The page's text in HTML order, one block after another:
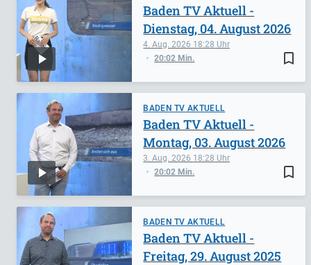
bookmark_border
4. Aug. 2026 18:28
20:02 Min.
Baden TV Aktuell -
Dienstag, 04. August 2026
BADEN TV AKTUELL
bookmark_border
3. Aug. 2026 18:28
20:02 Min.
Baden TV Aktuell -
Montag, 03. August 2026
BADEN TV AKTUELL
Baden TV Aktuell -
Freitag, 29. August 2025